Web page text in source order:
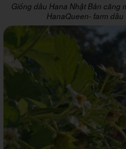
Giống dâu Hana Nhật Bản căng
HanaQueen- farm